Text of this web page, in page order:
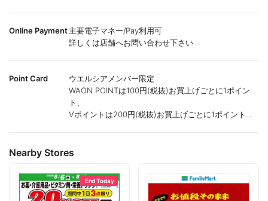
Online Payment主要電子マネー/Pay利用可
詳しくは店舗へお問い合わせ下さい
Point Card
ウエルシアメンバー限定
WAON POINTは100円(税抜)お買上げごとに1ポイン
ト、
Vポイントは200円(税抜)お買上げごとに1ポイント進
Nearby Stores
End Today